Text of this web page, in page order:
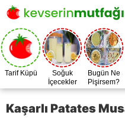
Tarif Küpü
Soğuk
İçecekler
Bugün Ne
Pişirsem?
Kaşarlı Patates